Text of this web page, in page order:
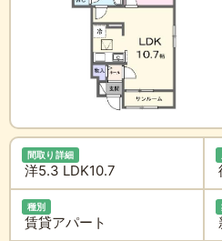
間取り詳細
洋5.3 LDK10.7
種別
賃貸アパート